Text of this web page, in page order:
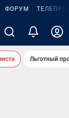
ФОРУМ
Льготный